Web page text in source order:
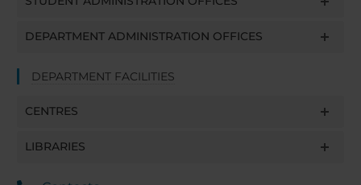
DEPARTMENT ADMINISTRATION OFFICES
DEPARTMENT FACILITIES
CENTRES
LIBRARIES